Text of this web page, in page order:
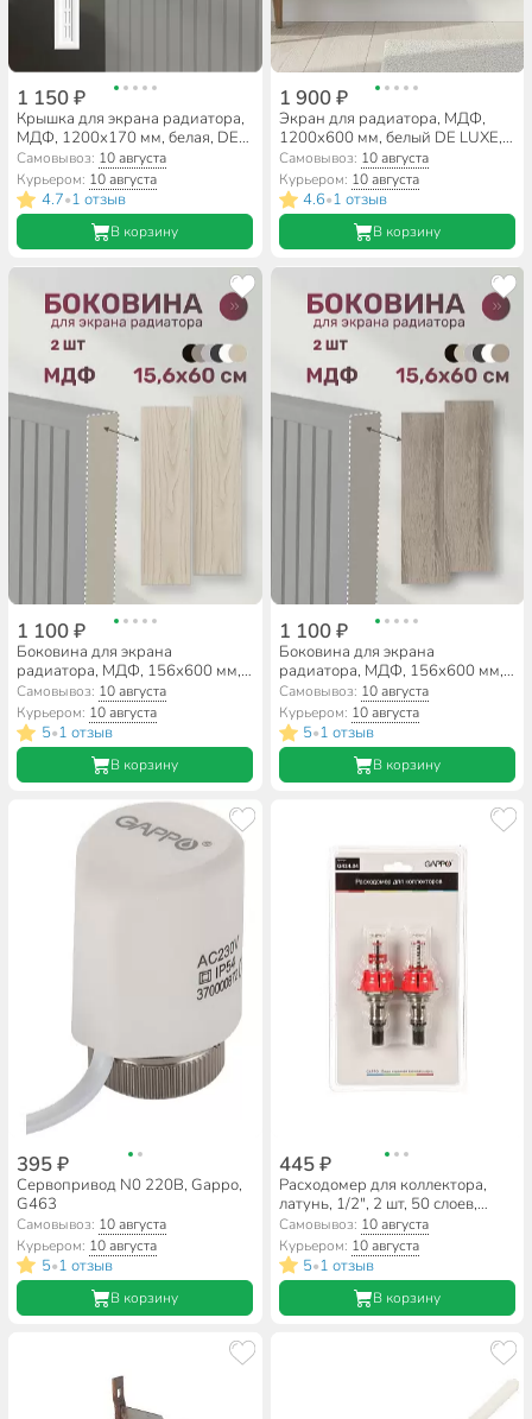
1 150 ₽
Крышка для экрана радиатора,
МДФ, 1200х170 мм, белая, DE
LUXE, Стильный Дом
Самовывоз: 10 августа
Курьером: 10 августа
4.7•1 отзыв
В корзину
1 900 ₽
Экран для радиатора, МДФ,
1200х600 мм, белый DE LUXE,
Готико, Стильный Дом
Самовывоз: 10 августа
Курьером: 10 августа
4.6•1 отзыв
В корзину
1 100 ₽
Боковина для экрана
радиатора, МДФ, 156х600 мм,
дуб сонома, Стильный Дом
Самовывоз: 10 августа
Курьером: 10 августа
5•1 отзыв
В корзину
1 100 ₽
Боковина для экрана
радиатора, МДФ, 156х600 мм,
дуб винтаж, Стильный Дом
Самовывоз: 10 августа
Курьером: 10 августа
5•1 отзыв
В корзину
395 ₽
Сервопривод N0 220B, Gappo,
G463
Самовывоз: 10 августа
Курьером: 10 августа
5•1 отзыв
В корзину
445 ₽
Расходомер для коллектора,
латунь, 1/2", 2 шт, 50 слоев,
Gappo, G434.04
Самовывоз: 10 августа
Курьером: 10 августа
5•1 отзыв
В корзину